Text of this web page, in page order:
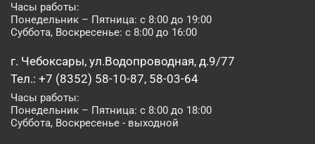
Часы работы:
Понедельник – Пятница: с 8:00 до 19:00
Суббота, Воскресенье: с 8:00 до 16:00
г. Чебоксары, ул.Водопроводная, д.9/77
Тел.: +7 (8352) 58-10-87, 58-03-64
Часы работы:
Понедельник – Пятница: с 8:00 до 18:00
Суббота, Воскресенье - выходной